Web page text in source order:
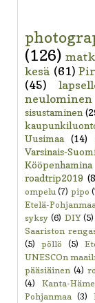
(126)
kesä (61)
(45)
neulominen
sisustaminen
Uusimaa
(14)
Varsinais-
Kööpenhamina
roadtrip2019
ompelu (7) pipo
Etelä-
syksy (6) DIY (5)
Saariston
(5)
pöllö (5)
UNESCOn
pääsiäinen (4)
(4)
Kanta-Häme
Pohjanmaa (3)